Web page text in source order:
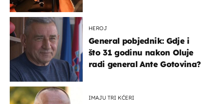
HEROJ
General pobjednik: Gdje i
što 31 godinu nakon Oluje
radi general Ante Gotovina?
IMAJU TRI KĆERI